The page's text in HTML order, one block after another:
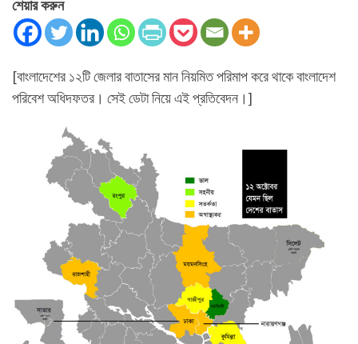
শেয়ার করুন
[বাংলাদেশের ১২টি জেলার বাতাসের মান নিয়মিত পরিমাপ করে থাকে বাংলাদেশ
পরিবেশ অধিদফতর। সেই ডেটা নিয়ে এই প্রতিবেদন।]